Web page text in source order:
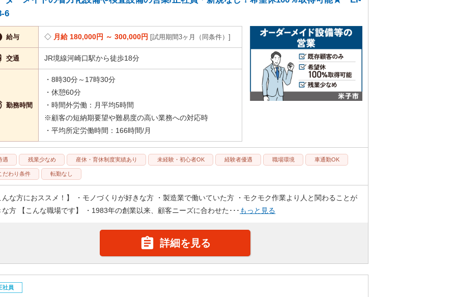
6
給与 月給 180,000円 ～ 300,000円 試用期間3ヶ月（同条件）
交通 JR境線河崎口駅から徒歩18分
勤務時間
・8時30分～17時30分
・休憩60分
・時間外労働：月平均5時間
※顧客の短納期要望や難易度の高い業務への対応時
・平均所定労働時間：166時間/月
遇 残業少なめ 産休・育休制度実績あり 未経験・初心者OK 経験者優遇 職場環境 車通勤OK
だわり条件 転勤なし
んな方におススメ！】 ・モノづくりが好きな方 ・製造業で働いていた方 ・モクモク作業より人と関わることが
な方 【こんな職場です】 ・1983年の創業以来、顧客ニーズに合わせた･･･ もっと見る
 詳細を見る
社員